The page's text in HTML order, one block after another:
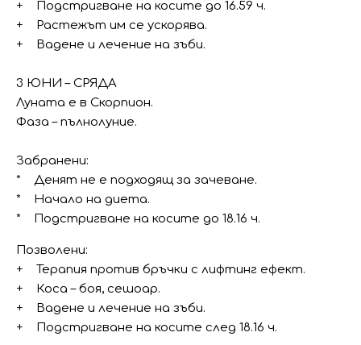
+ Подстригване на косите до 16.59 ч.
+ Растежът им се ускорява.
+ Вадене и лечение на зъби.
3 ЮНИ – СРЯДА
Луната е в Скорпион.
Фаза – пълнолуние.
Забранени:
* Денят не е подходящ за зачеване.
* Начало на диета.
* Подстригване на косите до 18.16 ч.
Позволени:
+ Терапия против бръчки с лифтинг ефект.
+ Коса – боя, сешоар.
+ Вадене и лечение на зъби.
+ Подстригване на косите след 18.16 ч.